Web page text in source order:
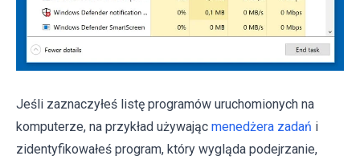
Jeśli zaznaczyłeś listę programów uruchomionych na
komputerze, na przykład używając menedżera zadań i
zidentyfikowałeś program, który wygląda podejrzanie,